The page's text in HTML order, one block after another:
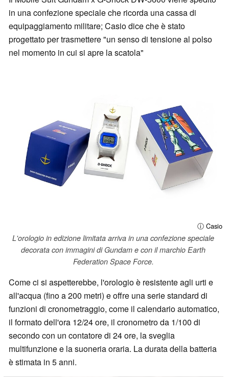
in una confezione speciale che ricorda una cassa di
equipaggiamento militare; Casio dice che è stato
progettato per trasmettere "un senso di tensione al polso
nel momento in cui si apre la scatola"
ⓘ Casio
L'orologio in edizione limitata arriva in una confezione speciale
decorata con immagini di Gundam e con il marchio Earth
Federation Space Force.
Come ci si aspetterebbe, l'orologio è resistente agli urti e
all'acqua (fino a 200 metri) e offre una serie standard di
funzioni di cronometraggio, come il calendario automatico,
il formato dell'ora 12/24 ore, il cronometro da 1/100 di
secondo con un contatore di 24 ore, la sveglia
multifunzione e la suoneria oraria. La durata della batteria
è stimata in 5 anni.